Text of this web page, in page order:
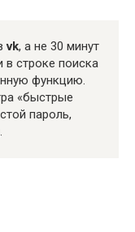
vk, а не 30 минут
в строке поиска
функцию.
«быстрые
пароль,